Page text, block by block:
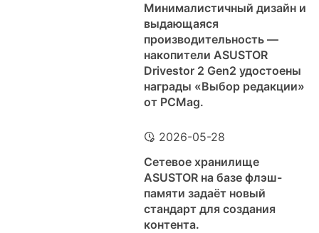
Минималистичный дизайн и
выдающаяся
производительность —
накопители ASUSTOR
Drivestor 2 Gen2 удостоены
награды «Выбор редакции»
от PCMag.
2026-05-28
Сетевое хранилище
ASUSTOR на базе флэш-
памяти задаёт новый
стандарт для создания
контента.